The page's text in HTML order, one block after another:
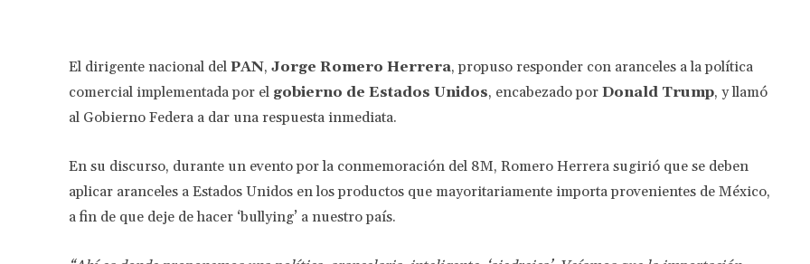
El dirigente nacional del PAN, Jorge Romero Herrera, propuso responder con aranceles a la política
comercial implementada por el gobierno de Estados Unidos, encabezado por Donald Trump, y llamó
al Gobierno Federa a dar una respuesta inmediata.
En su discurso, durante un evento por la conmemoración del 8M, Romero Herrera sugirió que se deben
aplicar aranceles a Estados Unidos en los productos que mayoritariamente importa provenientes de México,
a fin de que deje de hacer ‘bullying’ a nuestro país.